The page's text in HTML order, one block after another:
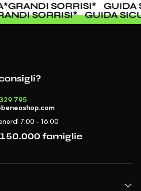
*GRANDI SORRISI*
GUIDA
SORRISI* GUIDA
795
7:00 - 16:00
famiglie